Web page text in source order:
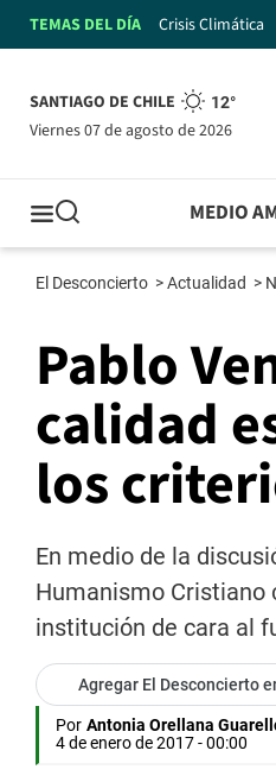
TEMAS DEL DÍA Crisis Climática
SANTIAGO DE CHILE 12°
viernes 07 de agosto de 2026
MEDIO
El Desconcierto >Actualidad >
Pablo
calidad
los
En medio de la
Humanismo Cristiano
institución de cara al
Agregar El Desconcierto
Por Antonia Orellana
4 de enero de 2017 - 00:00